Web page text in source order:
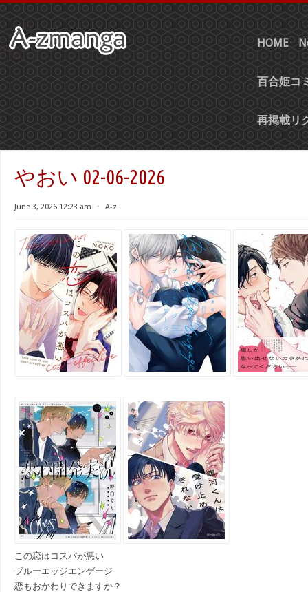
HOME
百合姫コ
再掲載リ
やおい 02-06-2026
June 3, 2026 12:23 am ⋅ A-z
この恋はコスパが悪い
ブルーエッジエンゲージ
恋もおかわりできますか？